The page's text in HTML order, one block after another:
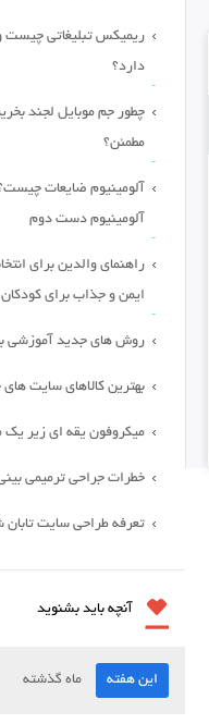
ریمیکس تبلیغاتی چیست
دارد؟
چطور جم موبایل لجند
مطمئن؟
آلومینیوم ضایعات
آلومینیوم دست دوم
راهنمای والدین برای
ایمن و جذاب برای کودکان
روش های جدید آموزشی
بهترین کالاهای سایت
میکروفون یقه ای زیر یک
خطرات جراحی ترمیمی
تعرفه طراحی سایت
آنچه باید بشنوید
این هفته ماه گذشته